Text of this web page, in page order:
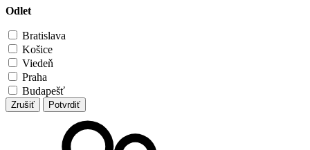
Odlet
Bratislava
Košice
Viedeň
Praha
Budapešť
Zrušiť Potvrdiť